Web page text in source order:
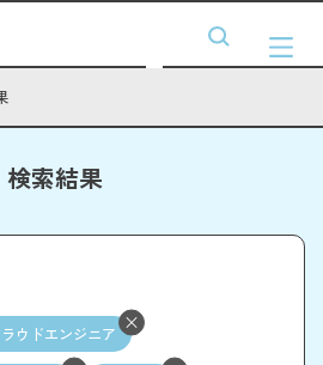
検索結果
ウドエンジニア